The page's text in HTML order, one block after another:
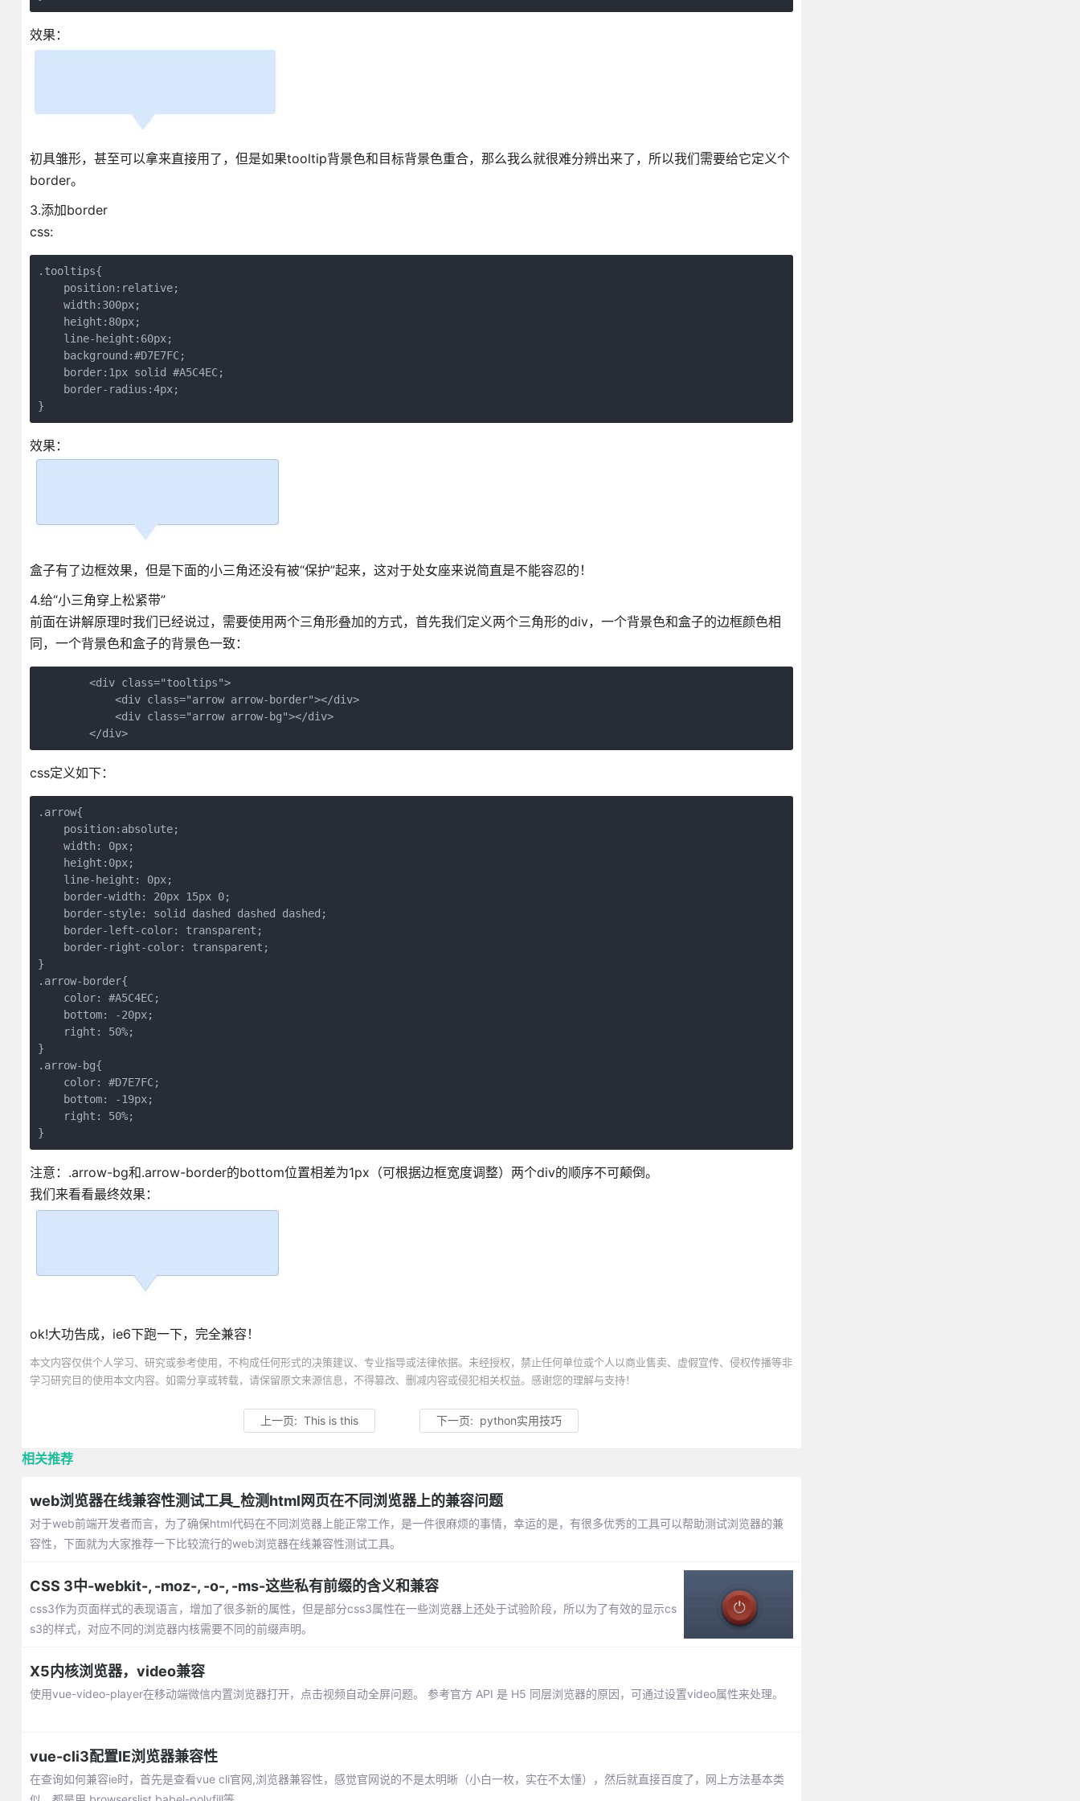
效果：
初具雏形，甚至可以拿来直接用了，但是如果tooltip背景色和目标背景色重合，那么我么就很难分辨出来了，所以我们需要给它定义个
border。
3.添加border
css:
.tooltips{
    position:relative;
    width:300px;
    height:80px;
    line-height:60px;
    background:#D7E7FC;
    border:1px solid #A5C4EC;
    border-radius:4px;
效果：
盒子有了边框效果，但是下面的小三角还没有被“保护”起来，这对于处女座来说简直是不能容忍的！
4.给“小三角穿上松紧带”
前面在讲解原理时我们已经说过，需要使用两个三角形叠加的方式，首先我们定义两个三角形的div，一个背景色和盒子的边框颜色相
同，一个背景色和盒子的背景色一致：
        <div class="tooltips">
            <div class="arrow arrow-border"></div>
            <div class="arrow arrow-bg"></div>
        </div>
css定义如下：
.arrow{
    position:absolute;
    width: 0px;
    height:0px;
    line-height: 0px;
    border-width: 20px 15px 0;
    border-style: solid dashed dashed dashed;
    border-left-color: transparent;
    border-right-color: transparent;
}
.arrow-border{
    color: #A5C4EC;
    bottom: -20px;
    right: 50%;
}
.arrow-bg{
    color: #D7E7FC;
    bottom: -19px;
    right: 50%;
注意：.arrow-bg和.arrow-border的bottom位置相差为1px（可根据边框宽度调整）两个div的顺序不可颠倒。
我们来看看最终效果：
ok!大功告成，ie6下跑一下，完全兼容！
本文内容仅供个人学习、研究或参考使用，不构成任何形式的决策建议、专业指导或法律依据。未经授权，禁止任何单位或个人以商业售卖、虚假宣传、侵权传播等非
学习研究目的使用本文内容。如需分享或转载，请保留原文来源信息，不得篡改、删减内容或侵犯相关权益。感谢您的理解与支持！
上一页:This is this 下一页: python实用技巧
相关推荐
web浏览器在线兼容性测试工具_检测html网页在不同浏览器上的兼容问题
对于web前端开发者而言，为了确保html代码在不同浏览器上能正常工作，是一件很麻烦的事情，幸运的是，有很多优秀的工具可以帮助测试浏览器的兼
容性，下面就为大家推荐一下比较流行的web浏览器在线兼容性测试工具。
CSS 3中-webkit-, -moz-, -o-, -ms-这些私有前缀的含义和兼容
css3作为页面样式的表现语言，增加了很多新的属性，但是部分css3属性在一些浏览器上还处于试验阶段，所以为了有效的显示cs
s3的样式，对应不同的浏览器内核需要不同的前缀声明。
X5内核浏览器，video兼容
使用vue-video-player在移动端微信内置浏览器打开，点击视频自动全屏问题。 参考官方 API 是 H5 同层浏览器的原因，可通过设置video属性来处理。
vue-cli3配置IE浏览器兼容性
在查询如何兼容ie时，首先是查看vue cli官网,浏览器兼容性，感觉官网说的不是太明晰（小白一枚，实在不太懂），然后就直接百度了，网上方法基本类